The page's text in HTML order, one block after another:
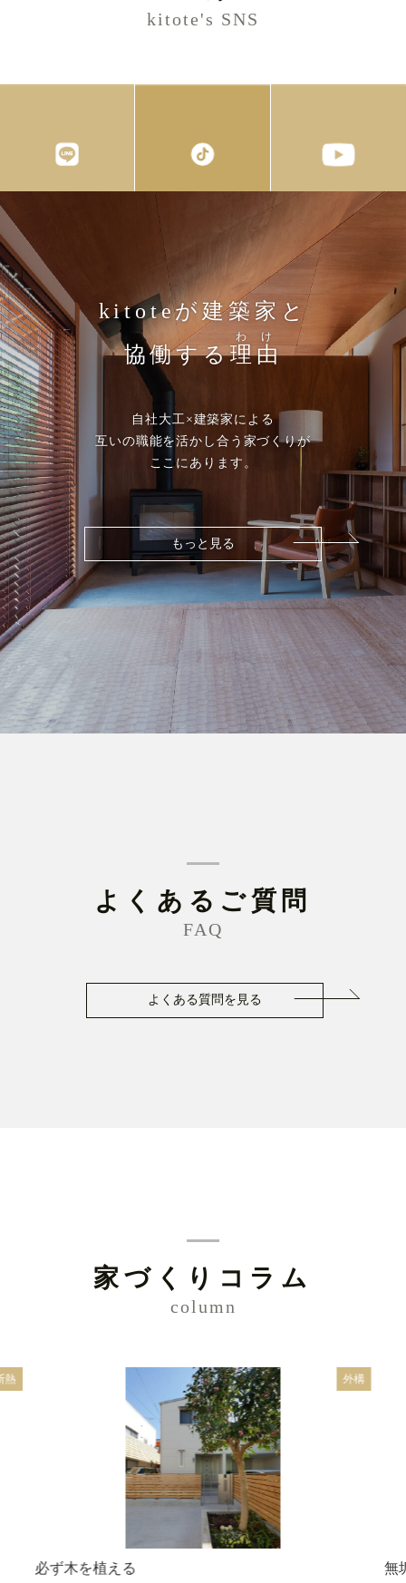
kitote's SNS
kitoteが建築家と
協働する理由
わけ
自社大工×建築家による
互いの職能を活かし合う家づくりが
ここにあります。
もっと見る
よくあるご質問
FAQ
よくある質問を見る
家づくりコラム
column
熱 外構
必ず木を植える 無